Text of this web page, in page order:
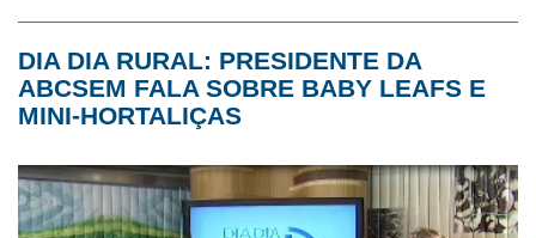
DIA DIA RURAL: PRESIDENTE DA
ABCSEM FALA SOBRE BABY LEAFS E
MINI-HORTALIÇAS